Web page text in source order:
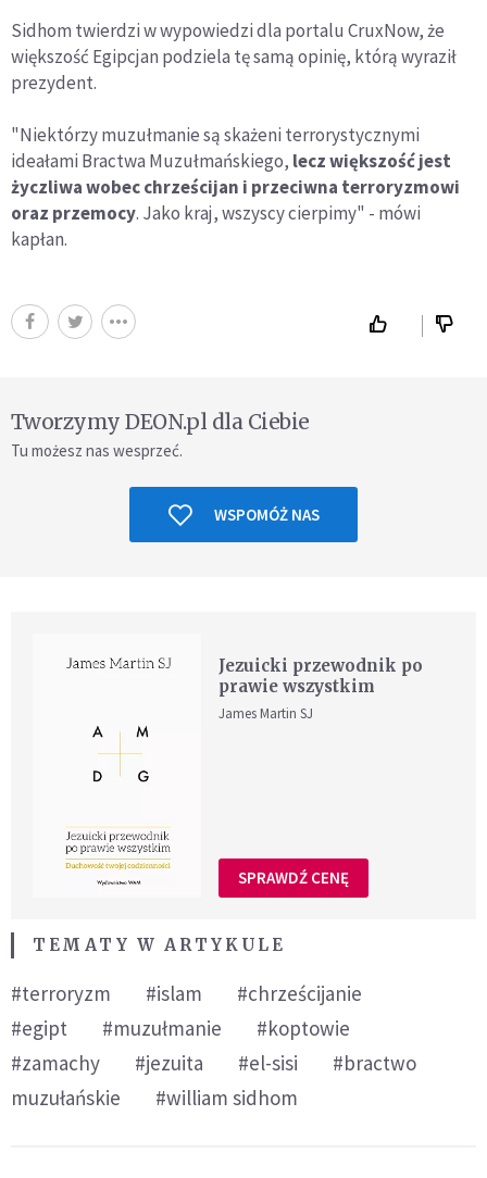
Sidhom twierdzi w wypowiedzi dla portalu CruxNow, że
większość Egipcjan podziela tę samą opinię, którą wyraził
prezydent.
"Niektórzy muzułmanie są skażeni terrorystycznymi
ideałami Bractwa Muzułmańskiego, lecz większość jest
życzliwa wobec chrześcijan i przeciwna terroryzmowi
oraz przemocy. Jako kraj, wszyscy cierpimy" - mówi
kapłan.
Tworzymy DEON.pl dla Ciebie
Tu możesz nas wesprzeć.
WSPOMÓŻ NAS
Jezuicki przewodnik po
prawie wszystkim
James Martin SJ
SPRAWDŹ CENĘ
TEMATY W ARTYKULE
#terroryzm #islam
#chrześcijanie
#egipt
#muzułmanie
#koptowie
#zamachy
#jezuita #el-sisi
#bractwo
muzułańskie
#william sidhom